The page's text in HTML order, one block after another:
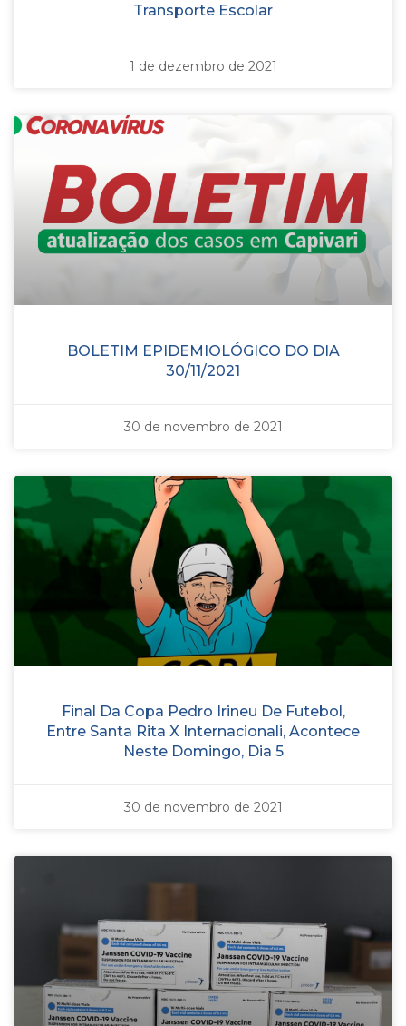
Transporte Escolar
1 de dezembro de 2021
BOLETIM EPIDEMIOLÓGICO DO DIA
30/11/2021
30 de novembro de 2021
Final Da Copa Pedro Irineu De Futebol,
Entre Santa Rita X Internacionali, Acontece
Neste Domingo, Dia 5
30 de novembro de 2021